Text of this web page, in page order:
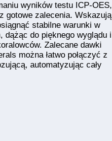
wyników testu ICP-OES,
gotowe zalecenia. Wskazują
stabilne warunki w
dążąc do pięknego wyglądu i
Zalecane dawki
można łatwo połączyć z
automatyzując cały